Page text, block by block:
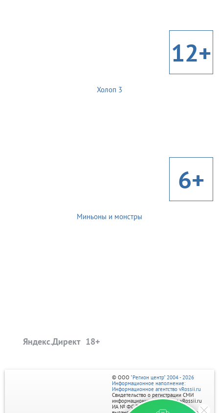
12+
Холоп 3
6+
Миньоны и монстры
Яндекс.Директ
© ООО "Регион центр" 2004 - 2026
Информационное наполнение:
Информационное агентство vRossii.ru
Свидетельство о регистрации СМИ
информационного агентства vRossii.ru
ИА № ФС 77‑35502